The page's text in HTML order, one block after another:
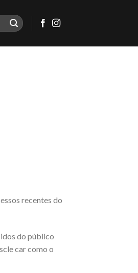
recentes do
do público
car como o